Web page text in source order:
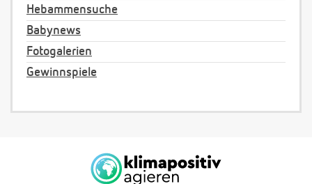
Hebammensuche
Babynews
Fotogalerien
Gewinnspiele